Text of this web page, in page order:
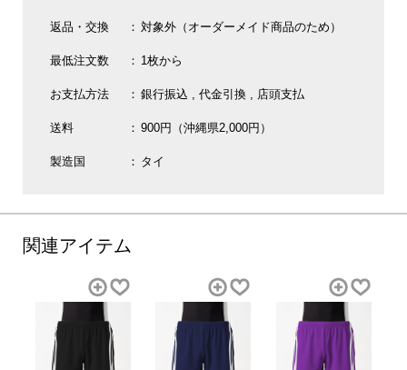
返品・交換 対象外（オーダーメイド商品のため）
最低注文数 1枚から
お支払方法 銀行振込 代金引換 店頭支払
送料 900円（沖縄県2,000円）
製造国 タイ
関連アイテム